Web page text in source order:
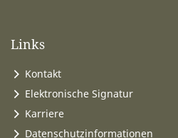
Links
Kontakt
Elektronische Signatur
Karriere
Datenschutzinformationen